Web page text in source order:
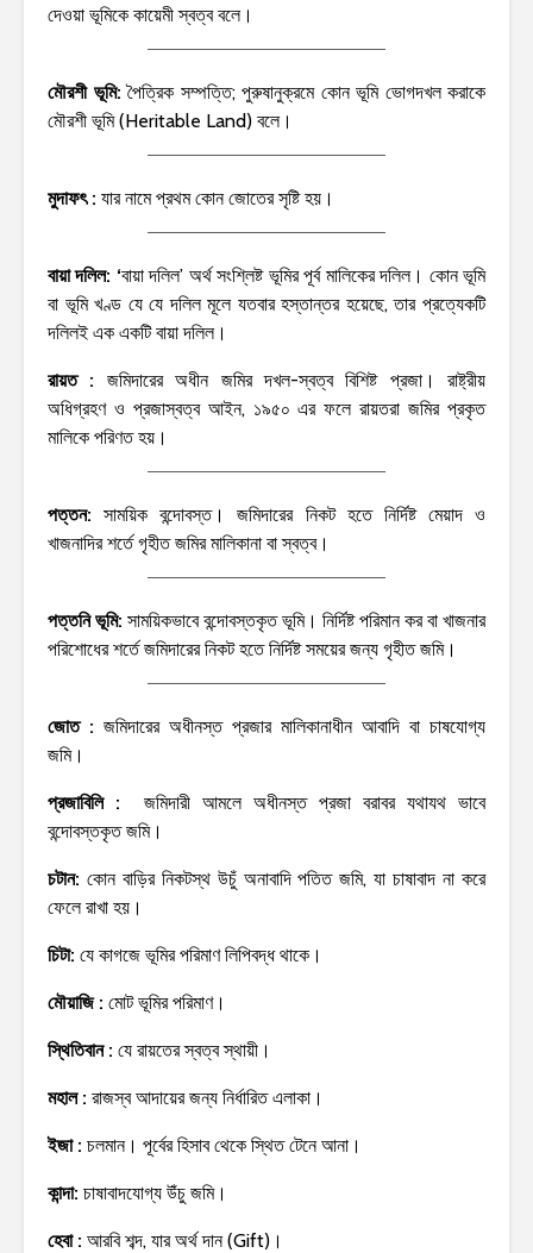
দেওয়া ভূমিকে কায়েমী স্বত্ব বলে।
মৌরশী ভূমি:পৈত্রিক সম্পত্তি; পুরুষানুক্রমে কোন ভূমি ভোগদখল করাকে
মৌরশী ভূমি (Heritable Land) বলে।
মুদাফৎ : যার নামে প্রথম কোন জোতের সৃষ্টি হয়।
বায়া দলিল: ‘বায়া দলিল’ অর্থ সংশ্লিষ্ট ভূমির পূর্ব মালিকের দলিল। কোন ভূমি
বা ভূমি খণ্ড যে যে দলিল মূলে যতবার হস্তান্তর হয়েছে, তার প্রত্যেকটি
দলিলই এক একটি বায়া দলিল।
রায়ত : জমিদারের অধীন জমির দখল-স্বত্ব বিশিষ্ট প্রজা। রাষ্ট্রীয়
অধিগ্রহণ ও প্রজাস্বত্ব আইন, ১৯৫০ এর ফলে রায়তরা জমির প্রকৃত
মালিকে পরিণত হয়।
পত্তন: সাময়িক বন্দোবস্ত। জমিদারের নিকট হতে নির্দিষ্ট মেয়াদ ও
খাজনাদির শর্তে গৃহীত জমির মালিকানা বা স্বত্ব।
পত্তনি ভূমি: সাময়িকভাবে বন্দোবস্তকৃত ভূমি। নির্দিষ্ট পরিমান কর বা খাজনার
পরিশোধের শর্তে জমিদারের নিকট হতে নির্দিষ্ট সময়ের জন্য গৃহীত জমি।
জোত : জমিদারের অধীনস্ত প্রজার মালিকানাধীন আবাদি বা চাষযোগ্য
জমি।
প্রজাবিলি : জমিদারী আমলে অধীনস্ত প্রজা বরাবর যথাযথ ভাবে
বন্দোবস্তকৃত জমি।
চটান: কোন বাড়ির নিকটস্থ উচুঁ অনাবাদি পতিত জমি, যা চাষাবাদ না করে
ফেলে রাখা হয়।
চিটা: যে কাগজে ভূমির পরিমাণ লিপিবদ্ধ থাকে।
মৌয়াজি : মোট ভূমির পরিমাণ।
স্থিতিবান : যে রায়তের স্বত্ব স্থায়ী।
মহাল : রাজস্ব আদায়ের জন্য নির্ধারিত এলাকা।
ইজা : চলমান। পূর্বের হিসাব থেকে স্থিত টেনে আনা।
কান্দা: চাষাবাদযোগ্য উঁচু জমি।
হেবা : আরবি শব্দ, যার অর্থ দান (Gift)।